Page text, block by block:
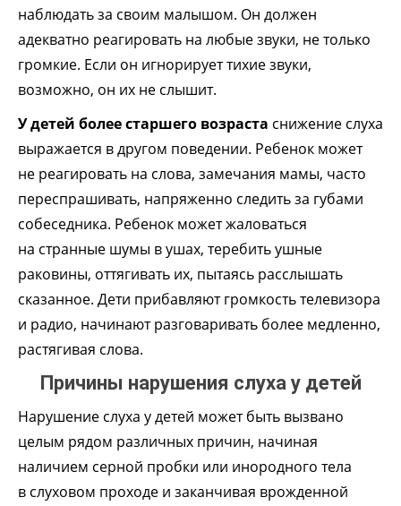
наблюдать за своим малышом. Он должен
адекватно реагировать на любые звуки, не только
громкие. Если он игнорирует тихие звуки,
возможно, он их не слышит.
У детей более старшего возраста снижение слуха
выражается в другом поведении. Ребенок может
не реагировать на слова, замечания мамы, часто
переспрашивать, напряженно следить за губами
собеседника. Ребенок может жаловаться
на странные шумы в ушах, теребить ушные
раковины, оттягивать их, пытаясь расслышать
сказанное. Дети прибавляют громкость телевизора
и радио, начинают разговаривать более медленно,
растягивая слова.
Причины нарушения слуха у детей
Нарушение слуха у детей может быть вызвано
целым рядом различных причин, начиная
наличием серной пробки или инородного тела
в слуховом проходе и заканчивая врожденной